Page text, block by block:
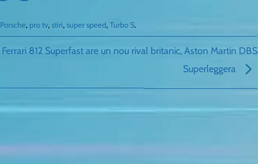
Porsche, pro tv, stiri, super speed, Turbo S.
Ferrari 812 Superfast are un nou rival britanic, Aston Martin DBS
Superleggera